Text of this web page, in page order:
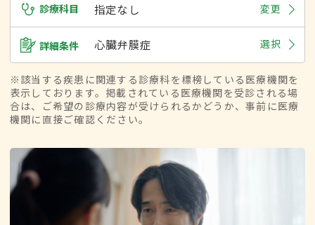
診療科目 指定なし 変更
詳細条件 心臓弁膜症 選択
※該当する疾患に関連する診療科を標榜している医療機関を
表示しております。掲載されている医療機関を受診される場
合は、ご希望の診療内容が受けられるかどうか、事前に医療
機関に直接ご確認ください。